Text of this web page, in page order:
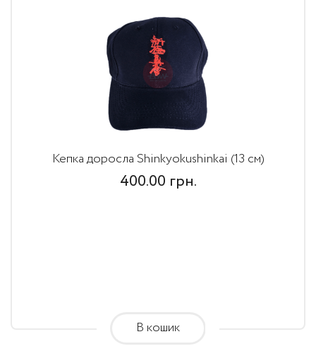
Кепка доросла Shinkyokushinkai (13 см)
400.00 грн.
В кошик